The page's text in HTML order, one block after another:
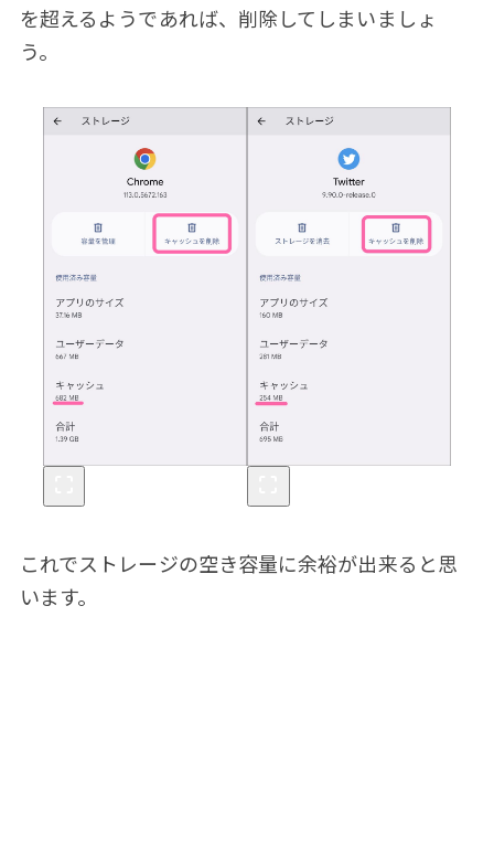
を超えるようであれば、削除してしまいましょ
う。
これでストレージの空き容量に余裕が出来ると思
います。